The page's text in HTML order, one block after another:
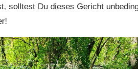
solltest Du dieses Gericht